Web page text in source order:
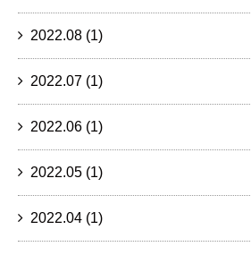
2022.08 (1)
2022.07 (1)
2022.06 (1)
2022.05 (1)
2022.04 (1)